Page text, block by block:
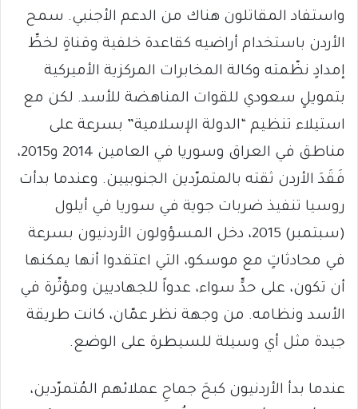
واستفاد المقاتلون هناك من الدعم الأجنبي. سمح
الأردن باستخدام أراضيه كقاعدة خلفية وقناةٍ لخطِّ
إمدادٍ نظّمته وكالة المخابرات المركزية الأميركية
بتمويلٍ سعودي للقوات المناهضة للأسد. لكن مع
استيلاء تنظيم “الدولة الإسلامية” بسرعة على
مناطق في العراق وسوريا في العامين 2014 و2015،
فَقَدَ الأردن ثقته بالمتمرّدين الجنوبيين. وعندما بدأت
روسيا تنفيذ ضربات جوية في سوريا في أيلول
(سبتمبر) 2015، دخل المسؤولون الأردنيون بسرعة
في محادثاتٍ مع موسكو، التي اعتقدوا أنها يمكنها
أن تكون، على حدٍّ سواء، عدواً للجهاديين ومؤثّرة في
الأسد ونظامه. من وجهة نظر عمّان، كانت طريقة
جيدة مثل أي وسيلة للسيطرة على الوضع.
عندما بدأ الأردنيون كبحَ جماحِ عملائهم المُتمرّدين،